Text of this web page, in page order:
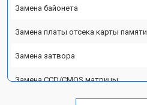
Замена байонета
Замена платы отсека карты памяти
Замена затвора
Замена CCD/CMOS матрицы